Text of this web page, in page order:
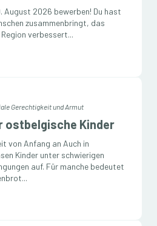
August 2026 bewerben! Du hast
zusammenbringt, das
verbessert...
Gerechtigkeit und Armut
ostbelgische Kinder
von Anfang an Auch in
Kinder unter schwierigen
auf. Für manche bedeutet